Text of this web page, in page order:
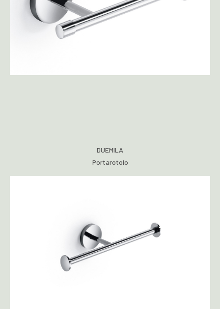
DUEMILA
Portarotolo